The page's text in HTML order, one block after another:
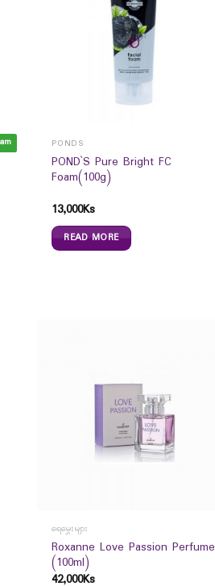
PONDS
POND`S Pure Bright FC
Foam(100g)
13,000Ks
READ MORE
ရေမွှေးများ
Roxanne Love Passion Perfume
(100ml)
42,000Ks